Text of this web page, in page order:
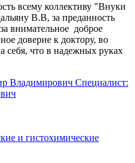
всему коллективу "Внуки
В.В, за преданность
внимательное доброе
доверие к доктору, во
себя, что в надежных руках
Владимирович Специалист:
и гистохимические